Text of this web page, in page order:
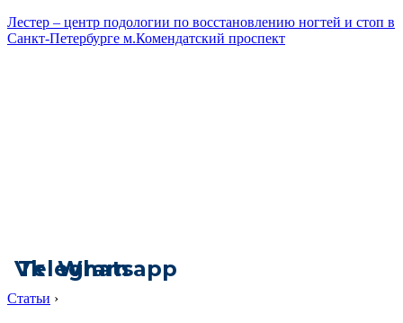
Лестер – центр подологии по восстановлению ногтей и стоп в
Санкт-Петербурге м.Комендатский проспект
Vk
Telegram
Whatsapp
Статьи ›